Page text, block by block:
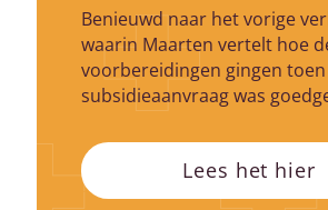
Benieuwd naar het vorige
waarin Maarten vertelt hoe
voorbereidingen gingen
subsidieaanvraag was
Lees het hier